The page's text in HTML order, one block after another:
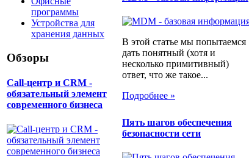
программы
Устройства для
хранения данных
Обзоры
Call-центр и CRM -
обязательный элемент
современного бизнеса
В этой статье мы попытаемся
дать понятный (хотя и
несколько примитивный)
ответ, что же такое...
Подробнее »
Пять шагов обеспечения
безопасности сети